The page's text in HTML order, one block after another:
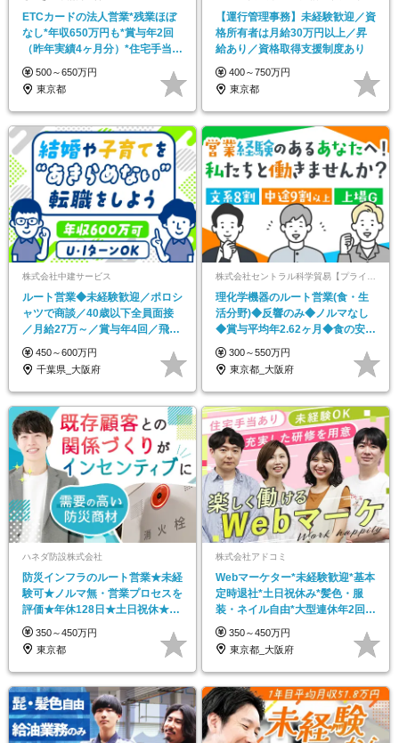
ETCカードの法人営業*残業ほぼ
なし*年収650万円も*賞与年2回
（昨年実績4ヶ月分）*住宅手当*
皆勤手当
500～650万円
東京都
【運行管理事務】未経験歓迎／資
格所有者は月給30万円以上／昇
給あり／資格取得支援制度あり
400～750万円
東京都
株式会社中建サービス
ルート営業◆未経験歓迎／ポロシ
ャツで商談／40歳以下全員面接
／月給27万～／賞与年4回／飛び
込みナシ
450～600万円
千葉県_大阪府
理化学機器のルート営業(食・生
活分野)◆反響のみ◆ノルマなし
◆賞与平均年2.62ヶ月◆食の安心
安全を支える
300～550万円
東京都_大阪府
ハネダ防設株式会社
防災インフラのルート営業★未経
験可★ノルマ無・営業プロセスを
評価★年休128日★土日祝休★基
本17時30分退社
350～450万円
東京都
株式会社アドコミ
Webマーケター*未経験歓迎*基本
定時退社*土日祝休み*髪色・服
装・ネイル自由*大型連休年2回*
転勤なし
350～450万円
東京都_大阪府